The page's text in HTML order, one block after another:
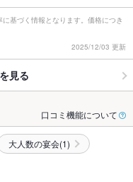
基づく情報となります。価格につき
2025/12/03 更新
見る
口コミ機能について
大人数の宴会(1)